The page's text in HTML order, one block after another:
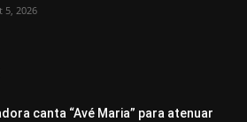
5, 2026
canta “Avé Maria” para atenuar